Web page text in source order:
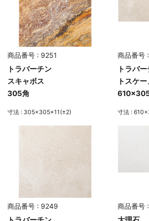
商品番号 : 9251
トラバーチン
スキャボス
305角
寸法 : 305×305×11(±2)
商品番号
トラバ
トスケー
寸法 :
商品番号 : 9249 商品番号